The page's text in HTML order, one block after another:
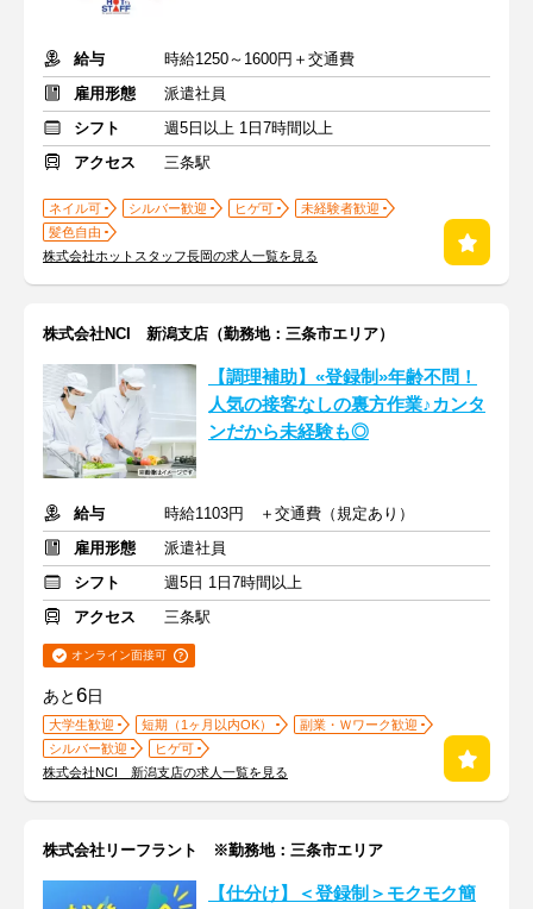
給与
時給1250～1600円＋交通費
雇用形態
派遣社員
シフト
週5日以上 1日7時間以上
アクセス
三条駅
ネイル可 シルバー歓迎 ヒゲ可
未経験者歓迎
髪色自由
株式会社ホットスタッフ長岡の求人一覧を見る
株式会社NCI 新潟支店（勤務地：三条市エリア）
【調理補助】«登録制»年齢不問！
人気の接客なしの裏方作業♪カンタ
ンだから未経験も◎
給与
時給1103円 ＋交通費（規定あり）
雇用形態
派遣社員
シフト
週5日 1日7時間以上
アクセス
三条駅
オンライン面接可
あと6日
大学生歓迎 短期（1ヶ月以内OK）
副業・Ｗワーク歓迎
シルバー歓迎
ヒゲ可
株式会社NCI 新潟支店の求人一覧を見る
株式会社リーフラント ※勤務地：三条市エリア
【仕分け】＜登録制＞モクモク簡